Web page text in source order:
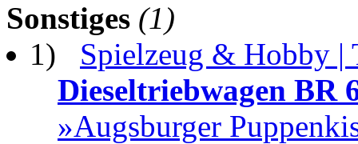
Sonstiges (1)
1) Spielzeug & Hobby
Dieseltriebwagen BR
»Augsburger